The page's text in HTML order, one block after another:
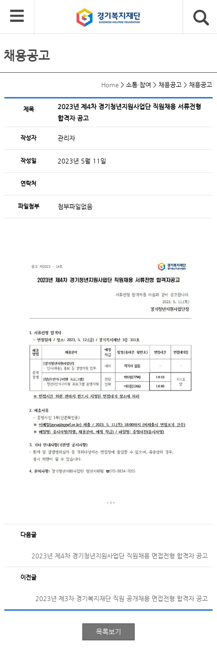
채용공고
Home > 소통·참여 > 채용공고 > 채용공고
제목
2023년 제4차 경기청년지원사업단 직원채용 서류전형
합격자 공고
작성자 관리자
작성일 2023년 5월 11일
연락처
파일첨부 첨부파일없음
다음글
2023년 제4차 경기청년지원사업단 직원채용 면접전형 합격자 공고
이전글
2023년 제3차 경기복지재단 직원 공개채용 면접전형 합격자 공고